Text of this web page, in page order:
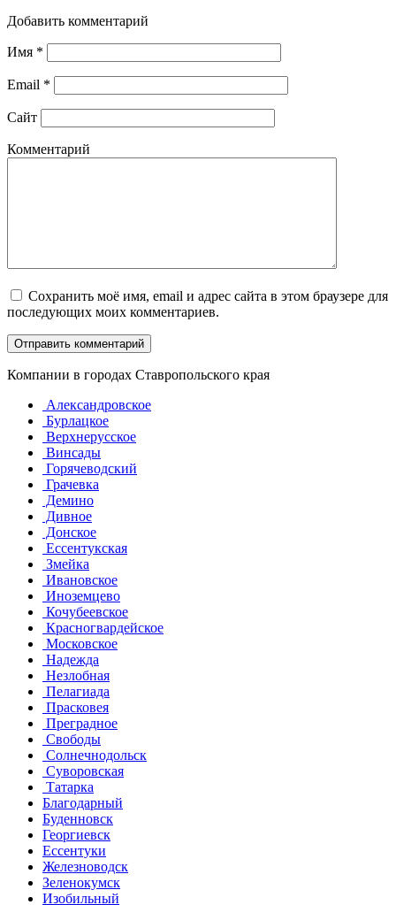
Добавить комментарий
Имя *
Email *
Сайт
Комментарий
Сохранить моё имя, email и адрес сайта в этом браузере для
последующих моих комментариев.
Компании в городах Ставропольского края
Александровское
Бурлацкое
Верхнерусское
Винсады
Горячеводский
Грачевка
Демино
Дивное
Донское
Ессентукская
Змейка
Ивановское
Иноземцево
Кочубеевское
Красногвардейское
Московское
Надежда
Незлобная
Пелагиада
Прасковея
Преградное
Свободы
Солнечнодольск
Суворовская
Татарка
Благодарный
Буденновск
Георгиевск
Ессентуки
Железноводск
Зеленокумск
Изобильный